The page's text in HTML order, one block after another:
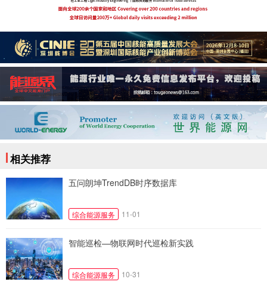
相关推荐
五问朗坤TrendDB时序数据库
综合能源服务 11-01
智能巡检—物联网时代巡检新实践
综合能源服务 10-31